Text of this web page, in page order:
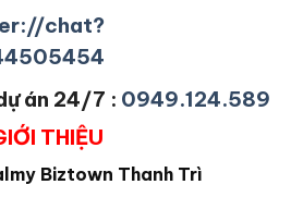
chat?
án 24/7 : 0949.124.589
THIỆU
Biztown Thanh Trì